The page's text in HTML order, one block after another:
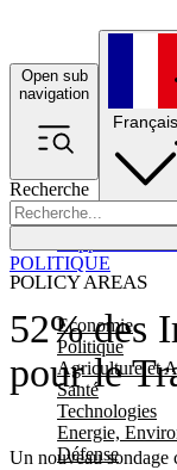
Open sub
navigation
Recherche
POLICY AREAS
Economie
Politique
Agriculture et
Santé
Technologies
Energie,
Défense
Français
52% des
pour le
Un nouveau sondage
POLITIQUE